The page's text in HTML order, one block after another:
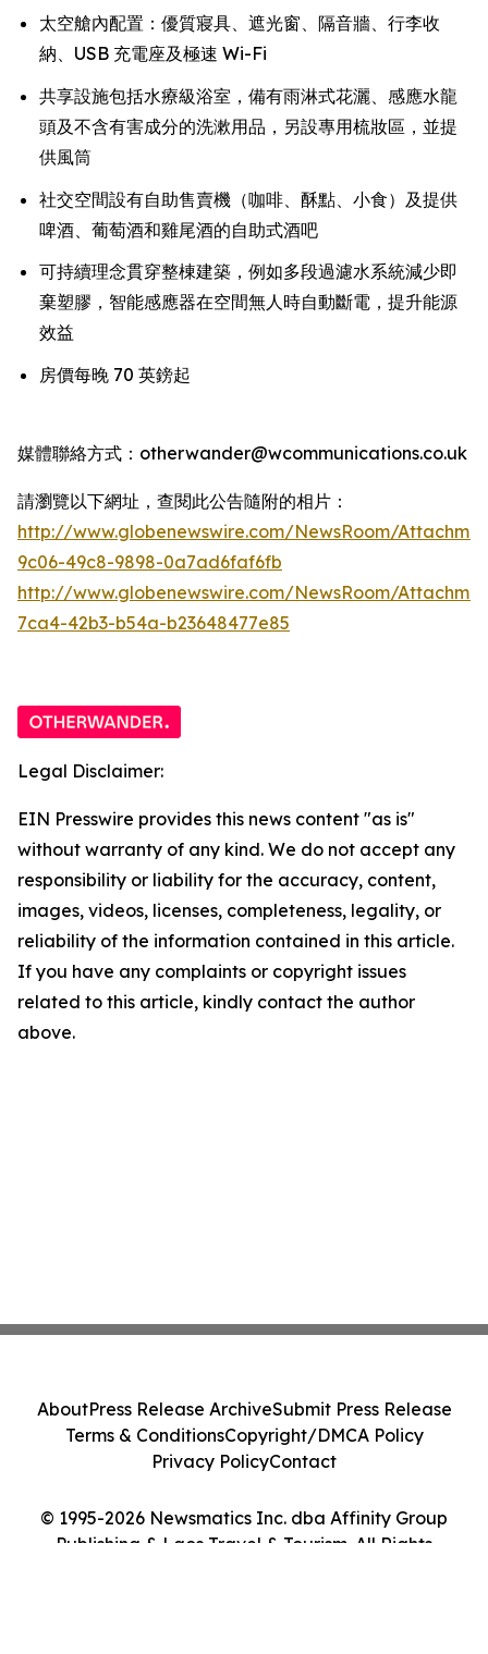
太空艙內配置：優質寢具、遮光窗、隔音牆、行李收
納、USB 充電座及極速 Wi-Fi
共享設施包括水療級浴室，備有雨淋式花灑、感應水龍
頭及不含有害成分的洗漱用品，另設專用梳妝區，並提
供風筒
社交空間設有自助售賣機（咖啡、酥點、小食）及提供
啤酒、葡萄酒和雞尾酒的自助式酒吧
可持續理念貫穿整棟建築，例如多段過濾水系統減少即
棄塑膠，智能感應器在空間無人時自動斷電，提升能源
效益
房價每晚 70 英鎊起
媒體聯絡方式：otherwander@wcommunications.co.uk
請瀏覽以下網址，查閱此公告隨附的相片：
http://www.globenewswire.com/NewsRoom/
9c06-49c8-9898-0a7ad6faf6fb
http://www.globenewswire.com/NewsRoom/
7ca4-42b3-b54a-b23648477e85
Legal Disclaimer:
EIN Presswire provides this news content "as is"
without warranty of any kind. We do not accept any
responsibility or liability for the accuracy, content,
images, videos, licenses, completeness, legality, or
reliability of the information contained in this article.
If you have any complaints or copyright issues
related to this article, kindly contact the author
above.
© 1995-2026 Newsmatics Inc. dba Affinity Group
Publishing & Laos Travel & Tourism. All Rights
AboutPress Release ArchiveSubmit Press Release
Terms & ConditionsCopyright/DMCA Policy
Privacy PolicyContact